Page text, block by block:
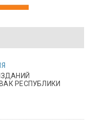
РЕСПУБЛИКИ